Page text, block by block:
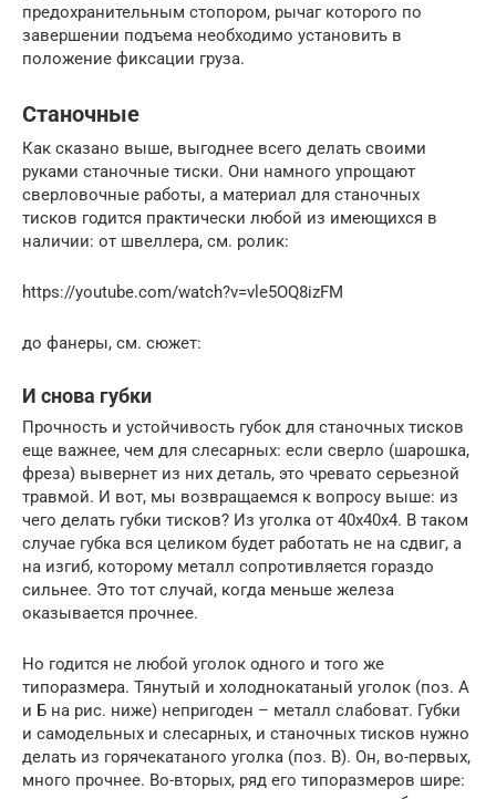
предохранительным стопором, рычаг которого по
завершении подъема необходимо установить в
положение фиксации груза.
Станочные
Как сказано выше, выгоднее всего делать своими
руками станочные тиски. Они намного упрощают
сверловочные работы, а материал для станочных
тисков годится практически любой из имеющихся в
наличии: от швеллера, см. ролик:
https://youtube.com/watch?v=vle5OQ8izFM
до фанеры, см. сюжет:
И снова губки
Прочность и устойчивость губок для станочных тисков
еще важнее, чем для слесарных: если сверло (шарошка,
фреза) вывернет из них деталь, это чревато серьезной
травмой. И вот, мы возвращаемся к вопросу выше: из
чего делать губки тисков? Из уголка от 40х40х4. В таком
случае губка вся целиком будет работать не на сдвиг, а
на изгиб, которому металл сопротивляется гораздо
сильнее. Это тот случай, когда меньше железа
оказывается прочнее.
Но годится не любой уголок одного и того же
типоразмера. Тянутый и холоднокатаный уголок (поз. А
и Б на рис. ниже) непригоден – металл слабоват. Губки
и самодельных и слесарных, и станочных тисков нужно
делать из горячекатаного уголка (поз. В). Он, во-первых,
много прочнее. Во-вторых, ряд его типоразмеров шире: